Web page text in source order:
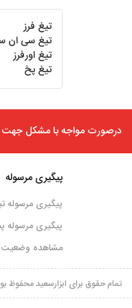
تیغ جاشیشه
لوازم یدکی تیغ
تیغ دسته نرده
تیغ ابزار
ست اورفرز(8)
مته شیشه
تیغ گل نقطه ای
تیغ کورین
تیغ پخ
تیغ قرنیز(2)
حکاکی(15)
تیغ کف تراش (33)
تیغ فرز
تیغ سی ان
تیغ اورفرز
تیغ پخ
درصورت مواجه با مشکل جهت
پیگیری مرسوله
پیگیری مرسوله
پیگیری مرسوله
مشاهده
تمام حقوق برای ابزارسعید محفوظ